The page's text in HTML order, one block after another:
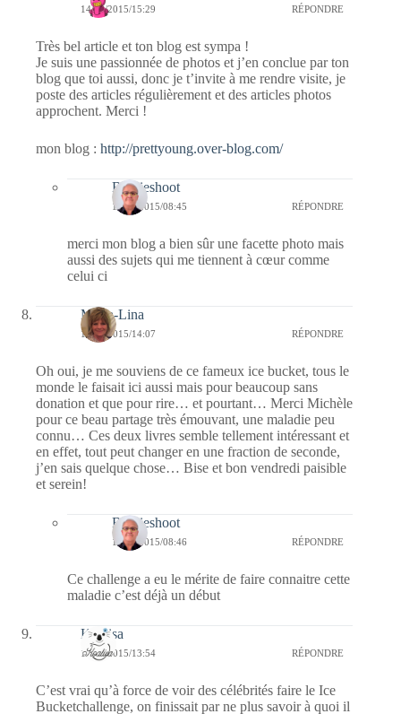
14/08/2015/15:29 RÉPONDRE
Très bel article et ton blog est sympa !
Je suis une passionnée de photos et j’en conclue par ton
blog que toi aussi, donc je t’invite à me rendre visite, je
poste des articles régulièrement et des articles photos
approchent. Merci !
mon blog : http://prettyoung.over-blog.com/
Bernieshoot
15/08/2015/08:45 RÉPONDRE
merci mon blog a bien sûr une facette photo mais
aussi des sujets qui me tiennent à cœur comme
celui ci
Maria-Lina
14/08/2015/14:07 RÉPONDRE
Oh oui, je me souviens de ce fameux ice bucket, tous le
monde le faisait ici aussi mais pour beaucoup sans
donation et que pour rire… et pourtant… Merci Michèle
pour ce beau partage très émouvant, une maladie peu
connu… Ces deux livres semble tellement intéressant et
en effet, tout peut changer en une fraction de seconde,
j’en sais quelque chose… Bise et bon vendredi paisible
et serein!
Bernieshoot
15/08/2015/08:46 RÉPONDRE
Ce challenge a eu le mérite de faire connaitre cette
maladie c’est déjà un début
Koalisa
14/08/2015/13:54 RÉPONDRE
C’est vrai qu’à force de voir des célébrités faire le Ice
Bucketchallenge, on finissait par ne plus savoir à quoi il